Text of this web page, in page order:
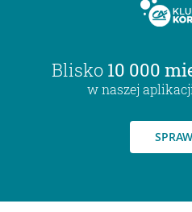
Blisko 10 000
w naszej